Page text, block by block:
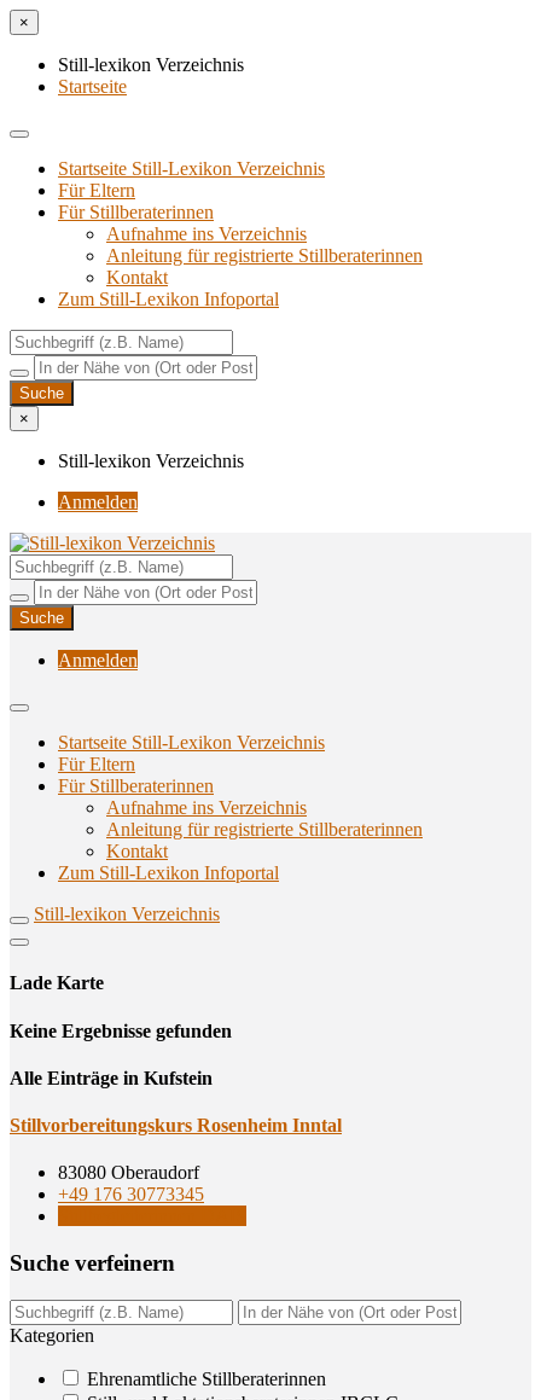
×
Still-lexikon Verzeichnis
Startseite
Startseite Still-Lexikon Verzeichnis
Für Eltern
Für Stillberaterinnen
Aufnahme ins Verzeichnis
Anlei­tung für regis­trier­te Stillberaterinnen
Kon­takt
Zum Still-Lexikon Infoportal
×
Still-lexikon Verzeichnis
Anmelden
Still-lexikon Verzeichnis
Unterstützungsangebote rund ums Stillen
Anmelden
Startseite Still-Lexikon Verzeichnis
Für Eltern
Für Stillberaterinnen
Aufnahme ins Verzeichnis
Anlei­tung für regis­trier­te Stillberaterinnen
Kon­takt
Zum Still-Lexikon Infoportal
Still-lexikon Verzeichnis
Lade Karte
Кeine Ergebnisse gefunden
Alle Einträge in Kufstein
Still­vor­be­rei­tungs­kurs Rosen­heim Inntal
83080 Oberaudorf
+49 176 30773345
Suche ver­fei­nern
Kategorien
Ehrenamtliche Stillberaterinnen